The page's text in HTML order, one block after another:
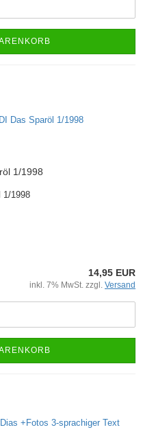
1/1998
1/1998
14,95 EUR
inkl. 7% MwSt. zzgl. Versand